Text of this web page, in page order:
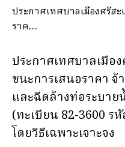
ประกาศเทศบาลเมืองศรีส
ราค…
ประกาศเทศบาลเมือ
ชนะการเสนอราคา จ้
และฉีดล้างท่อระบาย
(ทะเบียน 82-3600 ร
โดยวิธีเฉพาะเจาะจง